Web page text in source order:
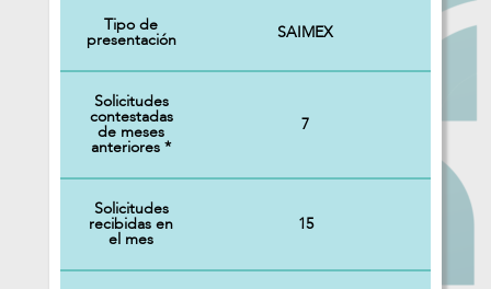
Tipo de
presentación SAIMEX
Solicitudes
contestadas
de meses
anteriores *
7
Solicitudes
recibidas en
el mes
15